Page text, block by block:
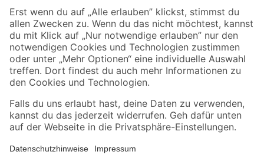
Sicher einkaufen
Jetzt die toom-App herunterladen
Alle Preisangaben in EUR inkl. gesetzl. MwSt.. Die dargestellten Angebote sind unter
Umständen nicht in allen Märkten verfügbar. Die angegebenen Verfügbarkeiten beziehen
Produkte nur solange der Vorrat reicht.
*Paketversand ab 59 € versandkostenfrei, gilt nicht für Artikel mit Speditionsversand, hier